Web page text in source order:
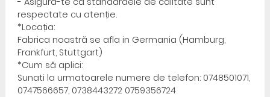
respectate cu atenție.
*Locația:
Fabrica noastră se afla in Germania (Hamburg,
Frankfurt, Stuttgart)
*Cum să aplici:
Sunati la urmatoarele numere de telefon: 0748501071,
0747566657, 0738443272 0759356724